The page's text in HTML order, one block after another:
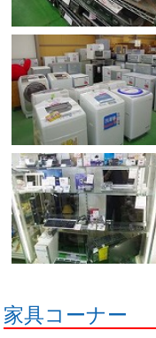
家具コーナー